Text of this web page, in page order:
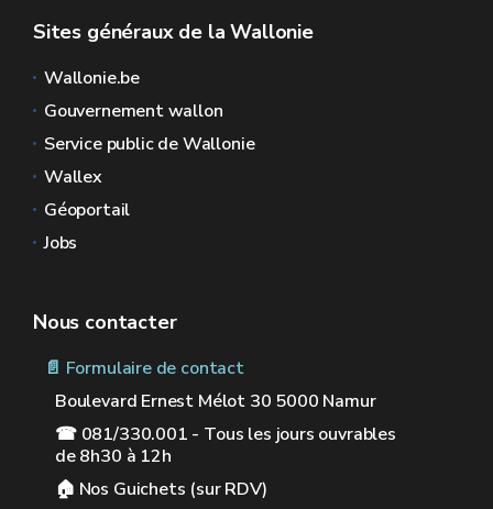
Sites généraux de la Wallonie
Wallonie.be
Gouvernement wallon
Service public de Wallonie
Wallex
Géoportail
Jobs
Nous contacter
📄 Formulaire de contact
Boulevard Ernest Mélot 30 5000 Namur
☎ 081/330.001 - Tous les jours ouvrables
de 8h30 à 12h
🏠︎ Nos Guichets (sur RDV)